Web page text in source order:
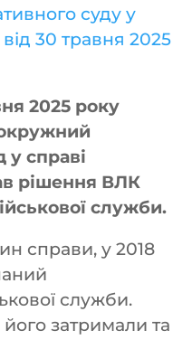
суду у
30 травня 2025
2025 року
у справі
рішення ВЛК
служби.
справи, у 2018
служби.
затримали та